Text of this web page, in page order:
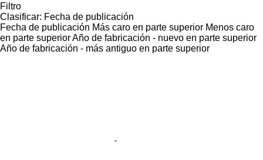
Filtro
Clasificar: Fecha de publicación
Fecha de publicación Más caro en parte superior Menos caro
en parte superiorAño de fabricación - nuevo en parte superior
Año de fabricación - más antiguo en parte superior